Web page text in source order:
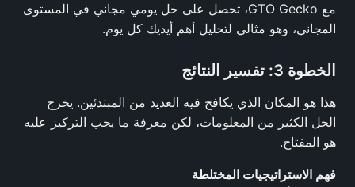
مع GTO Gecko، تحصل على حل يومي مجاني في المستوى
المجاني، وهو مثالي لتحليل أهم أيديك كل يوم.
الخطوة 3: تفسير النتائج
هذا هو المكان الذي يكافح فيه العديد من المبتدئين. يخرج
الحل الكثير من المعلومات، لكن معرفة ما يجب التركيز عليه
هو المفتاح.
فهم الاستراتيجيات المختلطة